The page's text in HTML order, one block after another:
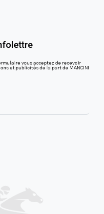
vous acceptez de recevoir
et publicités de la part de MANCINI